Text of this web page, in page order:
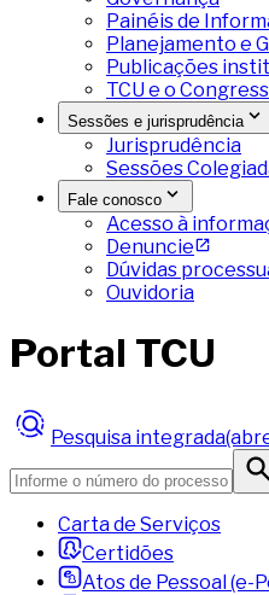
Painéis de
Planejamento e
Publicações
TCU e o
Sessões e jurisprudência
Jurisprudência
Sessões
Fale conosco
Acesso à
Denuncie
Dúvidas
Ouvidoria
Portal TCU
Pesquisa integrada
Carta de Serviços
Certidões
Atos de Pessoal (e-